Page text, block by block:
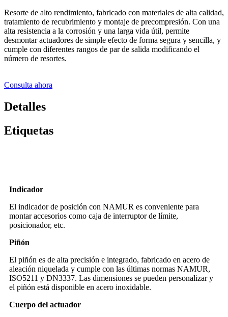
Resorte de alto rendimiento, fabricado con materiales de alta calidad,
tratamiento de recubrimiento y montaje de precompresión. Con una
alta resistencia a la corrosión y una larga vida útil, permite
desmontar actuadores de simple efecto de forma segura y sencilla, y
cumple con diferentes rangos de par de salida modificando el
número de resortes.
Consulta ahora
Detalles
Etiquetas
Indicador
El indicador de posición con NAMUR es conveniente para
montar accesorios como caja de interruptor de límite,
posicionador, etc.
Piñón
El piñón es de alta precisión e integrado, fabricado en acero de
aleación niquelada y cumple con las últimas normas NAMUR,
ISO5211 y DN3337. Las dimensiones se pueden personalizar y
el piñón está disponible en acero inoxidable.
Cuerpo del actuador